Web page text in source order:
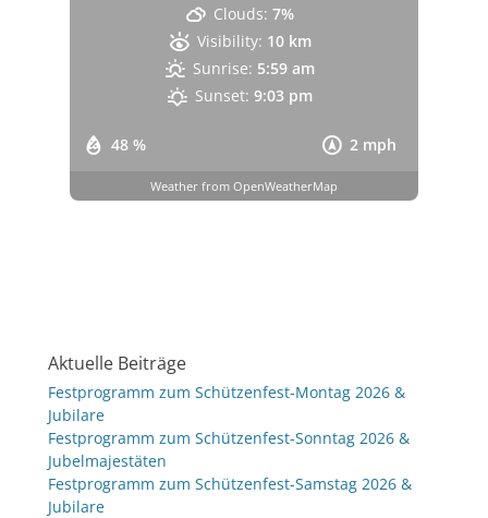
48 % 2 mph
Clouds: 7%
Visibility: 10 km
Sunrise: 5:59 am
Sunset: 9:03 pm
Weather from OpenWeatherMap
Aktuelle Beiträge
Festprogramm zum Schützenfest-Montag 2026 &
Jubilare
Festprogramm zum Schützenfest-Sonntag 2026 &
Jubelmajestäten
Festprogramm zum Schützenfest-Samstag 2026 &
Jubilare